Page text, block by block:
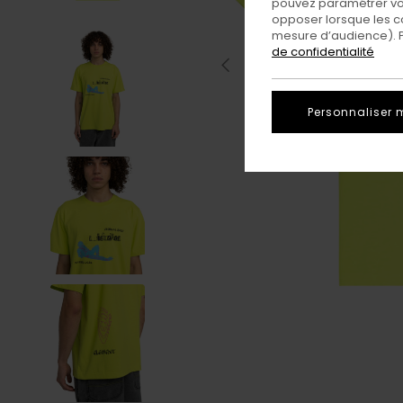
opposer lorsque les
mesure d’audience).
de confidentialité
Personnaliser